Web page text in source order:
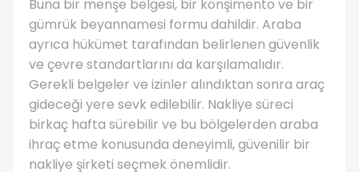
Buna bir menşe belgesi, bir konşimento ve bir
gümrük beyannamesi formu dahildir. Araba
ayrıca hükümet tarafından belirlenen güvenlik
ve çevre standartlarını da karşılamalıdır.
Gerekli belgeler ve izinler alındıktan sonra araç
gideceği yere sevk edilebilir. Nakliye süreci
birkaç hafta sürebilir ve bu bölgelerden araba
ihraç etme konusunda deneyimli, güvenilir bir
nakliye şirketi seçmek önemlidir.